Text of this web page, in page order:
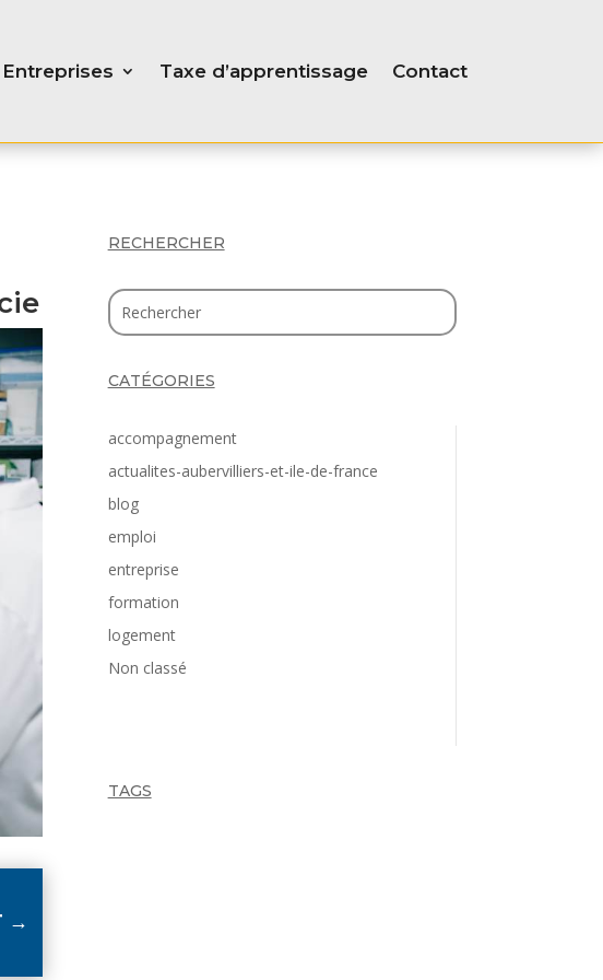
Entreprises Taxe d’apprentissage Contact
→
RECHERCHER
CATÉGORIES
accompagnement
actualites-aubervilliers-et-ile-de-france
blog
emploi
entreprise
formation
logement
Non classé
TAGS